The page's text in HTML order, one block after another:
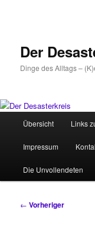
Der
Dinge des Alltags –
HauptmenüÜbersicht Links
Impressum
Die Unvollendeten
Beitragsnavigation
← Vorheriger